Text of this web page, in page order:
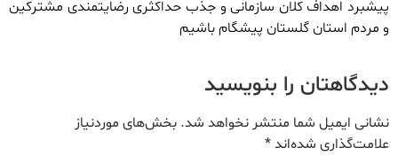
پیشبرد اهداف کلان سازمانی و جذب حداکثری رضایتمندی مشترکین
و مردم استان گلستان پیشگام باشیم
دیدگاهتان را بنویسید
نشانی ایمیل شما منتشر نخواهد شد. بخش‌های موردنیاز
علامت‌گذاری شده‌اند*